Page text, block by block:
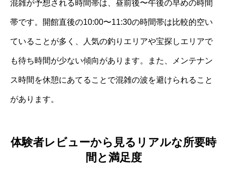
混雑が予想される時間帯は、昼前後〜午後の早めの時間
帯です。開館直後の10:00〜11:30の時間帯は比較的空い
ていることが多く、人気の釣りエリアや宝探しエリアで
も待ち時間が少ない傾向があります。また、メンテナン
ス時間を休憩にあてることで混雑の波を避けられること
があります。
体験者レビューから見るリアルな所要時
間と満足度